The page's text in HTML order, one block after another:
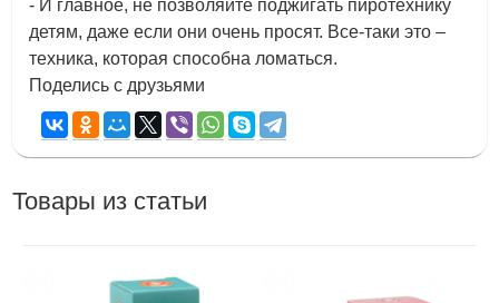
- И главное, не позволяйте поджигать пиротехнику
детям, даже если они очень просят. Все-таки это –
техника, которая способна ломаться.
Поделись с друзьями
Товары из статьи